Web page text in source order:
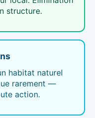
structure.
habitat naturel
rarement —
action.